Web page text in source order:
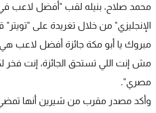
محمد صلاح، بنيله لقب "أفضل لاعب
الإنجليزي" من خلال تغريدة على
مبروك يا أبو مكة جائزة أفضل لاعب
مش إنت اللي تستحق الجائزة، إنت
مصري".
وأكد مصدر مقرب من شيرين أنها تمضي
لاعلاناتكم
شروط الإسـتخدام
سياسة الخصوصية